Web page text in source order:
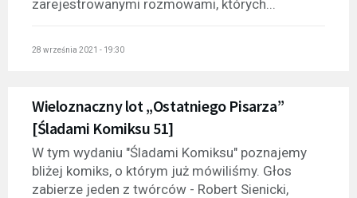
zarejestrowanymi rozmowami, których...
28 września 2021 - 19:30
Wieloznaczny lot „Ostatniego Pisarza”
[Śladami Komiksu 51]
W tym wydaniu "Śladami Komiksu" poznajemy
bliżej komiks, o którym już mówiliśmy. Głos
zabierze jeden z twórców - Robert Sienicki,